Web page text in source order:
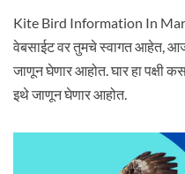
Kite Bird Information In
वेबसाईट वर तुमचे स्वागत आहेत, आज
जाणून घेणार आहोत. घार हा पक्षी
इथे जाणून घेणार आहोत.